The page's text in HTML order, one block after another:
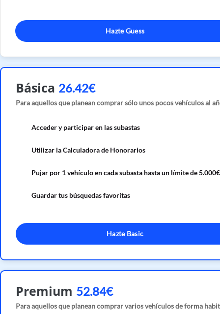
Hazte Guess
Básica 26.42€
Para aquellos que planean comprar sólo unos pocos vehículos al
Acceder y participar en las subastas
Utilizar la Calculadora de Honorarios
Pujar por 1 vehículo en cada subasta hasta un límite de 5.000€
Guardar tus búsquedas favoritas
Hazte Basic
Premium 52.84€
Para aquellos que planean comprar varios vehículos de forma